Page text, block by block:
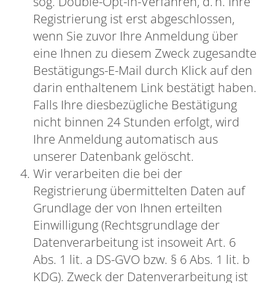
Registrierung ist erst abgeschlossen,
wenn Sie zuvor Ihre Anmeldung über
eine Ihnen zu diesem Zweck zugesandte
Bestätigungs-E-Mail durch Klick auf den
darin enthaltenem Link bestätigt haben.
Falls Ihre diesbezügliche Bestätigung
nicht binnen 24 Stunden erfolgt, wird
Ihre Anmeldung automatisch aus
unserer Datenbank gelöscht.
Wir verarbeiten die bei der
Registrierung übermittelten Daten auf
Grundlage der von Ihnen erteilten
Einwilligung (Rechtsgrundlage der
Datenverarbeitung ist insoweit Art. 6
Abs. 1 lit. a DS-GVO bzw. § 6 Abs. 1 lit. b
KDG). Zweck der Datenverarbeitung ist